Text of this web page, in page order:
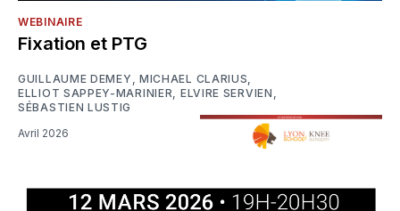
WEBINAIRE
Fixation et PTG
GUILLAUME DEMEY MICHAEL CLARIUS
ELLIOT SAPPEY-MARINIER
ELVIRE SERVIEN
SÉBASTIEN LUSTIG
Avril 2026